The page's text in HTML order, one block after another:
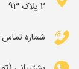
2 پلاک 93
شماره تماس